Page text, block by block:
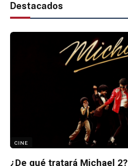
Destacados
CINE
¿De qué tratará Michael 2?